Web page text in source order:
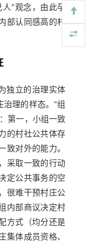
”观念，由此孕
部认同感高的村
独立的治理实体
理的样态。“组
第一，小组一致
的村社公共体存
致对外的能力。
采取一致的行动
定公共事务的空
很难干预村庄公
内部商议决定村
方式（均分还是
集体成员资格、